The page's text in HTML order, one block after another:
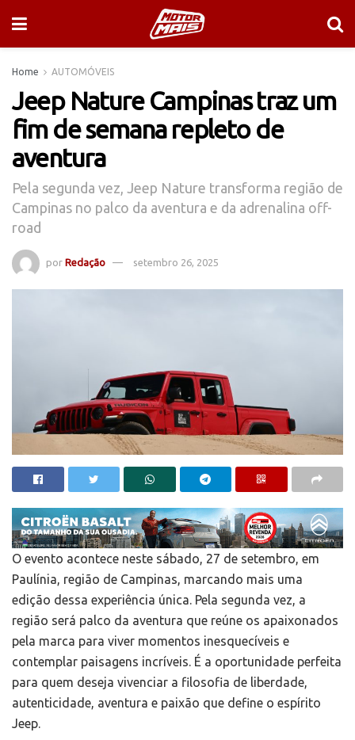
Home AUTOMÓVEIS
Jeep Nature Campinas traz um
fim de semana repleto de
aventura
Pela segunda vez, Jeep Nature transforma região de
Campinas no palco da aventura e da adrenalina off-
road
por Redação setembro 26, 2025
O evento acontece neste sábado, 27 de setembro, em
Paulínia, região de Campinas, marcando mais uma
edição dessa experiência única. Pela segunda vez, a
região será palco da aventura que reúne os apaixonados
pela marca para viver momentos inesquecíveis e
contemplar paisagens incríveis. É a oportunidade perfeita
para quem deseja vivenciar a filosofia de liberdade,
autenticidade, aventura e paixão que define o espírito
Jeep.